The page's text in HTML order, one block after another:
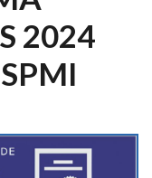
2024